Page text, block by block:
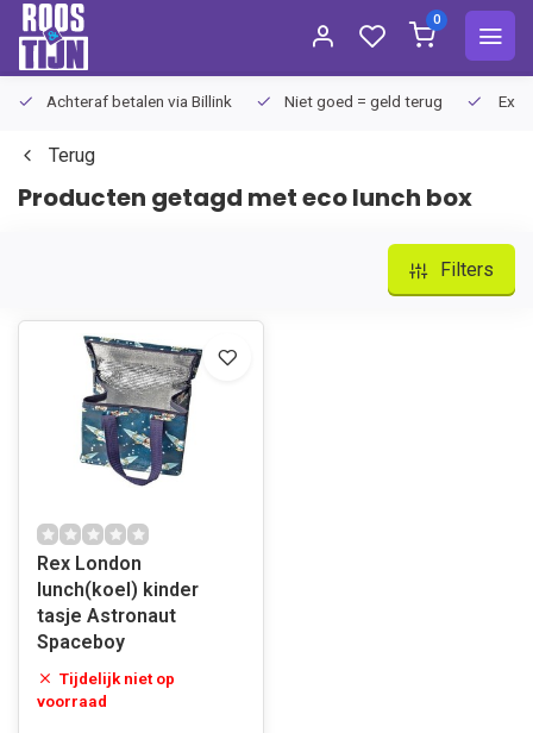
0
Achteraf betalen via Billink Niet goed = geld terug
Terug
Producten getagd met eco lunch box
Filters
Rex London
lunch(koel) kinder
tasje Astronaut
Spaceboy
Tijdelijk niet op
voorraad